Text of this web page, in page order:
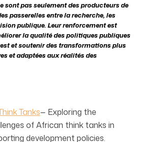
sont pas seulement des producteurs de
passerelles entre la recherche, les
publique. Leur renforcement est
la qualité des politiques publiques
et soutenir des transformations plus
et adaptées aux réalités des
Tanks— Exploring the
of African think tanks in
development policies.